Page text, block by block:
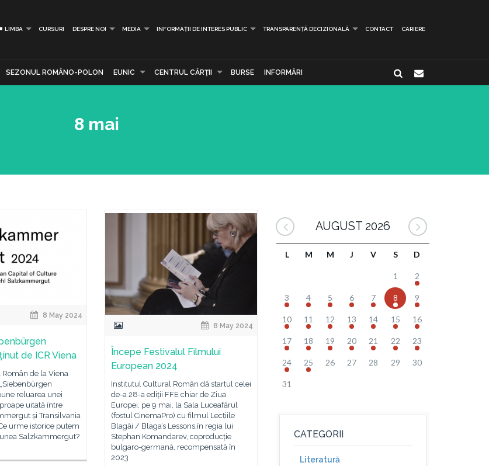
LIMBA CURSURI DESPRE NOI MEDIA INFORMAȚII DE INTERES PUBLIC TRANSPARENȚĂ DECIZIONALĂ CONTACT CARIERE
SEZONUL ROMÂNO-POLON EUNIC CENTRUL CĂRŢII BURSE INFORMĂRI
8 mai
8 May 2024
de ICR Viena
de la Viena
reluarea unei
uitată între
și Transilvania
urme istorice putem
Salzkammergut?
8 May 2024
Începe Festivalul Filmului
European 2024
Institutul Cultural Român dă startul celei
de-a 28-a ediții FFE chiar de Ziua
Europei, pe 9 mai, la Sala Luceafărul
(fostul CinemaPro) cu filmul Lecțiile
Blagăi / Blaga’s Lessons,în regia lui
Stephan Komandarev, coproducție
bulgaro-germană, recompensată în
2023
AUGUST 2026
L M M J V S D
1 2
3 4 5 6 7 8 9
10 11 12 13 14 15 16
17 18 19 20 21 22 23
24 25 26 27 28 29 30
31
CATEGORII
Literatură